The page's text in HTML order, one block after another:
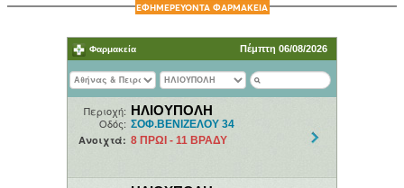
ΕΦΗΜΕΡΕΥΟΝΤΑ ΦΑΡΜΑΚΕΙΑ